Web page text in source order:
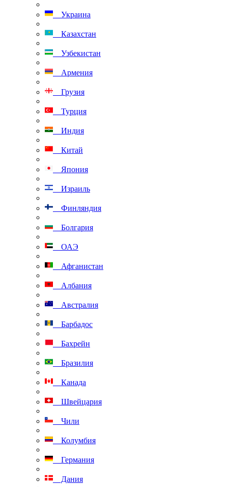
Украина
Казахстан
Узбекистан
Армения
Грузия
Турция
Индия
Китай
Япония
Израиль
Финляндия
Болгария
ОАЭ
Афганистан
Албания
Австралия
Барбадос
Бахрейн
Бразилия
Канада
Швейцария
Чили
Колумбия
Германия
Дания